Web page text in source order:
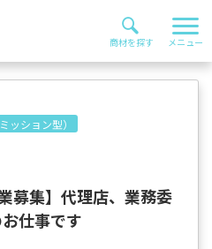
ッション型）
募集】代理店、業務委
仕事です